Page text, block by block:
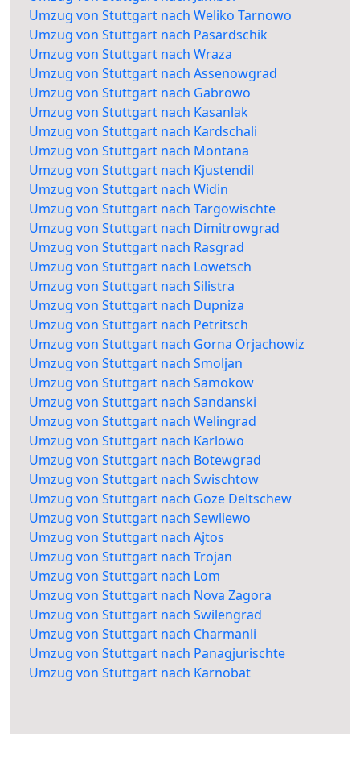
Umzug von Stuttgart nach Weliko Tarnowo
Umzug von Stuttgart nach Pasardschik
Umzug von Stuttgart nach Wraza
Umzug von Stuttgart nach Assenowgrad
Umzug von Stuttgart nach Gabrowo
Umzug von Stuttgart nach Kasanlak
Umzug von Stuttgart nach Kardschali
Umzug von Stuttgart nach Montana
Umzug von Stuttgart nach Kjustendil
Umzug von Stuttgart nach Widin
Umzug von Stuttgart nach Targowischte
Umzug von Stuttgart nach Dimitrowgrad
Umzug von Stuttgart nach Rasgrad
Umzug von Stuttgart nach Lowetsch
Umzug von Stuttgart nach Silistra
Umzug von Stuttgart nach Dupniza
Umzug von Stuttgart nach Petritsch
Umzug von Stuttgart nach Gorna Orjachowiz
Umzug von Stuttgart nach Smoljan
Umzug von Stuttgart nach Samokow
Umzug von Stuttgart nach Sandanski
Umzug von Stuttgart nach Welingrad
Umzug von Stuttgart nach Karlowo
Umzug von Stuttgart nach Botewgrad
Umzug von Stuttgart nach Swischtow
Umzug von Stuttgart nach Goze Deltschew
Umzug von Stuttgart nach Sewliewo
Umzug von Stuttgart nach Ajtos
Umzug von Stuttgart nach Trojan
Umzug von Stuttgart nach Lom
Umzug von Stuttgart nach Nova Zagora
Umzug von Stuttgart nach Swilengrad
Umzug von Stuttgart nach Charmanli
Umzug von Stuttgart nach Panagjurischte
Umzug von Stuttgart nach Karnobat